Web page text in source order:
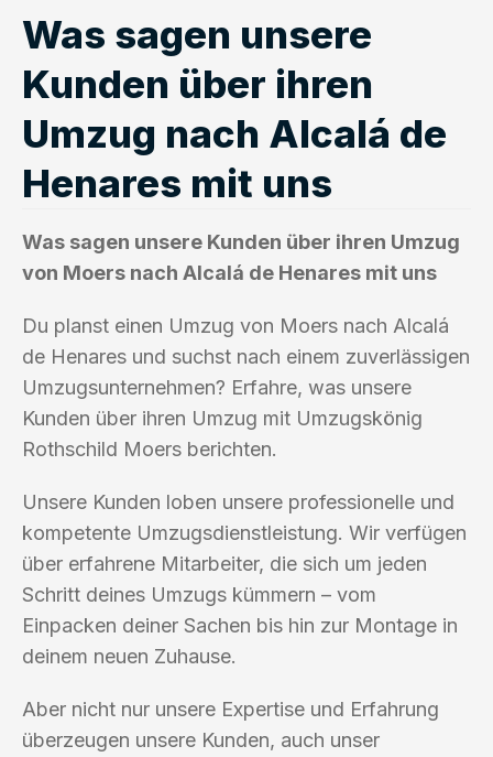
Was sagen unsere
Kunden über ihren
Umzug nach Alcalá de
Henares mit uns
Was sagen unsere Kunden über ihren Umzug
von Moers nach Alcalá de Henares mit uns
Du planst einen Umzug von Moers nach Alcalá
de Henares und suchst nach einem zuverlässigen
Umzugsunternehmen? Erfahre, was unsere
Kunden über ihren Umzug mit Umzugskönig
Rothschild Moers berichten.
Unsere Kunden loben unsere professionelle und
kompetente Umzugsdienstleistung. Wir verfügen
über erfahrene Mitarbeiter, die sich um jeden
Schritt deines Umzugs kümmern – vom
Einpacken deiner Sachen bis hin zur Montage in
deinem neuen Zuhause.
Aber nicht nur unsere Expertise und Erfahrung
überzeugen unsere Kunden, auch unser